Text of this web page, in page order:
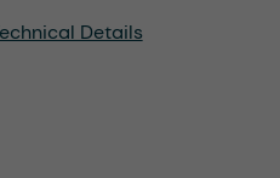
Details